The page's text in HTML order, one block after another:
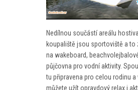
PRO FIRMY
Nedílnou součástí areálu
koupaliště jsou sportoviště a to
na wakeboard,
půjčovna pro vodní aktivity.
tu připravena pro celou rodinu a
můžete užít opravdový relax i